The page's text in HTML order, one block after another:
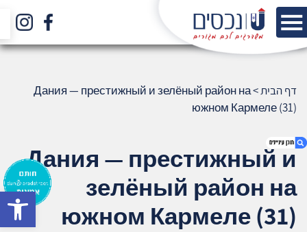
1. Дания — престижный и зелёный район
на южном Кармеле (31)
דף הבית>
Дания — престижный и зелёный район на
южном Кармеле (31)
Дания — престижный и
зелёный район на
южном Кармеле (31)